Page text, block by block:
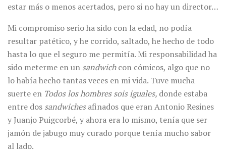
estar más o menos acertados, pero si no hay un director…
Mi compromiso serio ha sido con la edad, no podía
resultar patético, y he corrido, saltado, he hecho de todo
hasta lo que el seguro me permitía. Mi responsabilidad ha
sido meterme en un sandwichcon cómicos, algo que no
lo había hecho tantas veces en mi vida. Tuve mucha
suerte en Todos los hombres sois iguales, donde estaba
entre dos sandwichesafinados que eran Antonio Resines
y Juanjo Puigcorbé, y ahora era lo mismo, tenía que ser
jamón de jabugo muy curado porque tenía mucho sabor
al lado.